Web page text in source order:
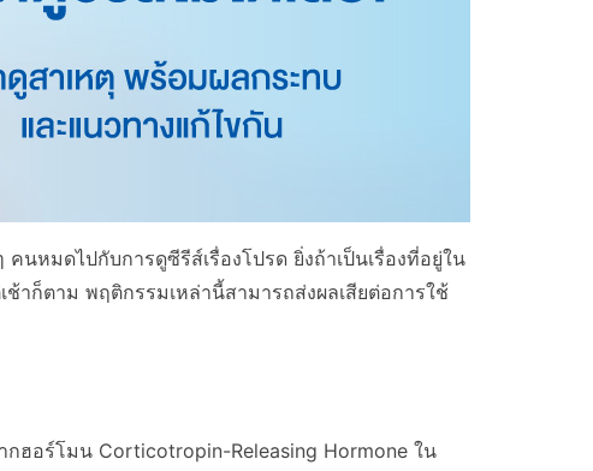
หมดไปกับการดูซีรีส์เรื่องโปรด ยิ่งถ้าเป็นเรื่องที่อยู่ใน
าก็ตาม พฤติกรรมเหล่านี้สามารถส่งผลเสียต่อการใช้
กฮอร์โมน Corticotropin-Releasing Hormone ใน